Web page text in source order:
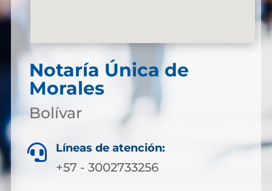
Notaría Única de
Morales
Bolívar
 Líneas de atención:
+57 - 3002733256